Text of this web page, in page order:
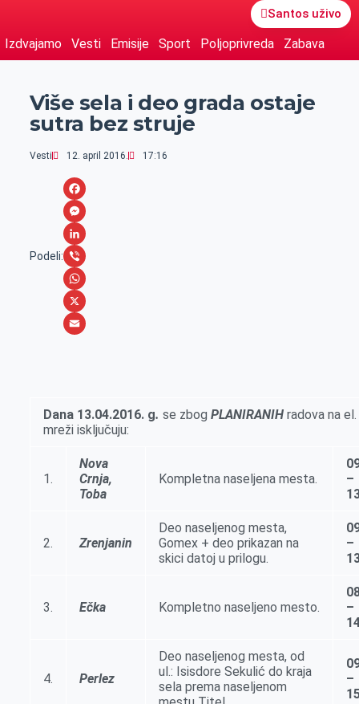
Santos uživo
Izdvajamo Vesti Emisije Sport Poljoprivreda Zabava
Više sela i deo grada ostaje
sutra bez struje
Vesti 12. april 2016. 17:16
Podeli:
F
a
c
e
b
o
M
e
s
s
e
r
L
i
n
k
n
V
i
b
W
h
A
p
X
i
l
Dana 13.04.2016.g. se zbog PLANIRANIHradova na el.
mreži isklјučuju:
1.
Nova
Crnja,
Toba
Kompletna naselјena mesta.
–
2. Zrenjanin
Deo naselјenog mesta,
Gomex + deo prikazan na
skici datoj u prilogu.
–
3. Ečka Kompletno naselјeno mesto.
–
4. Perlez
Deo naselјenog mesta, od
ul.: Isisdore Sekulić do kraja
sela prema naselјenom
–